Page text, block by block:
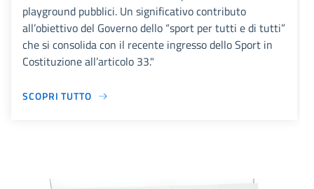
playground pubblici. Un significativo contributo
all’obiettivo del Governo dello “sport per tutti e di tutti”
che si consolida con il recente ingresso dello Sport in
Costituzione all’articolo 33."
SCOPRI TUTTO